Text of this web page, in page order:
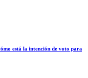
está la intención de voto para